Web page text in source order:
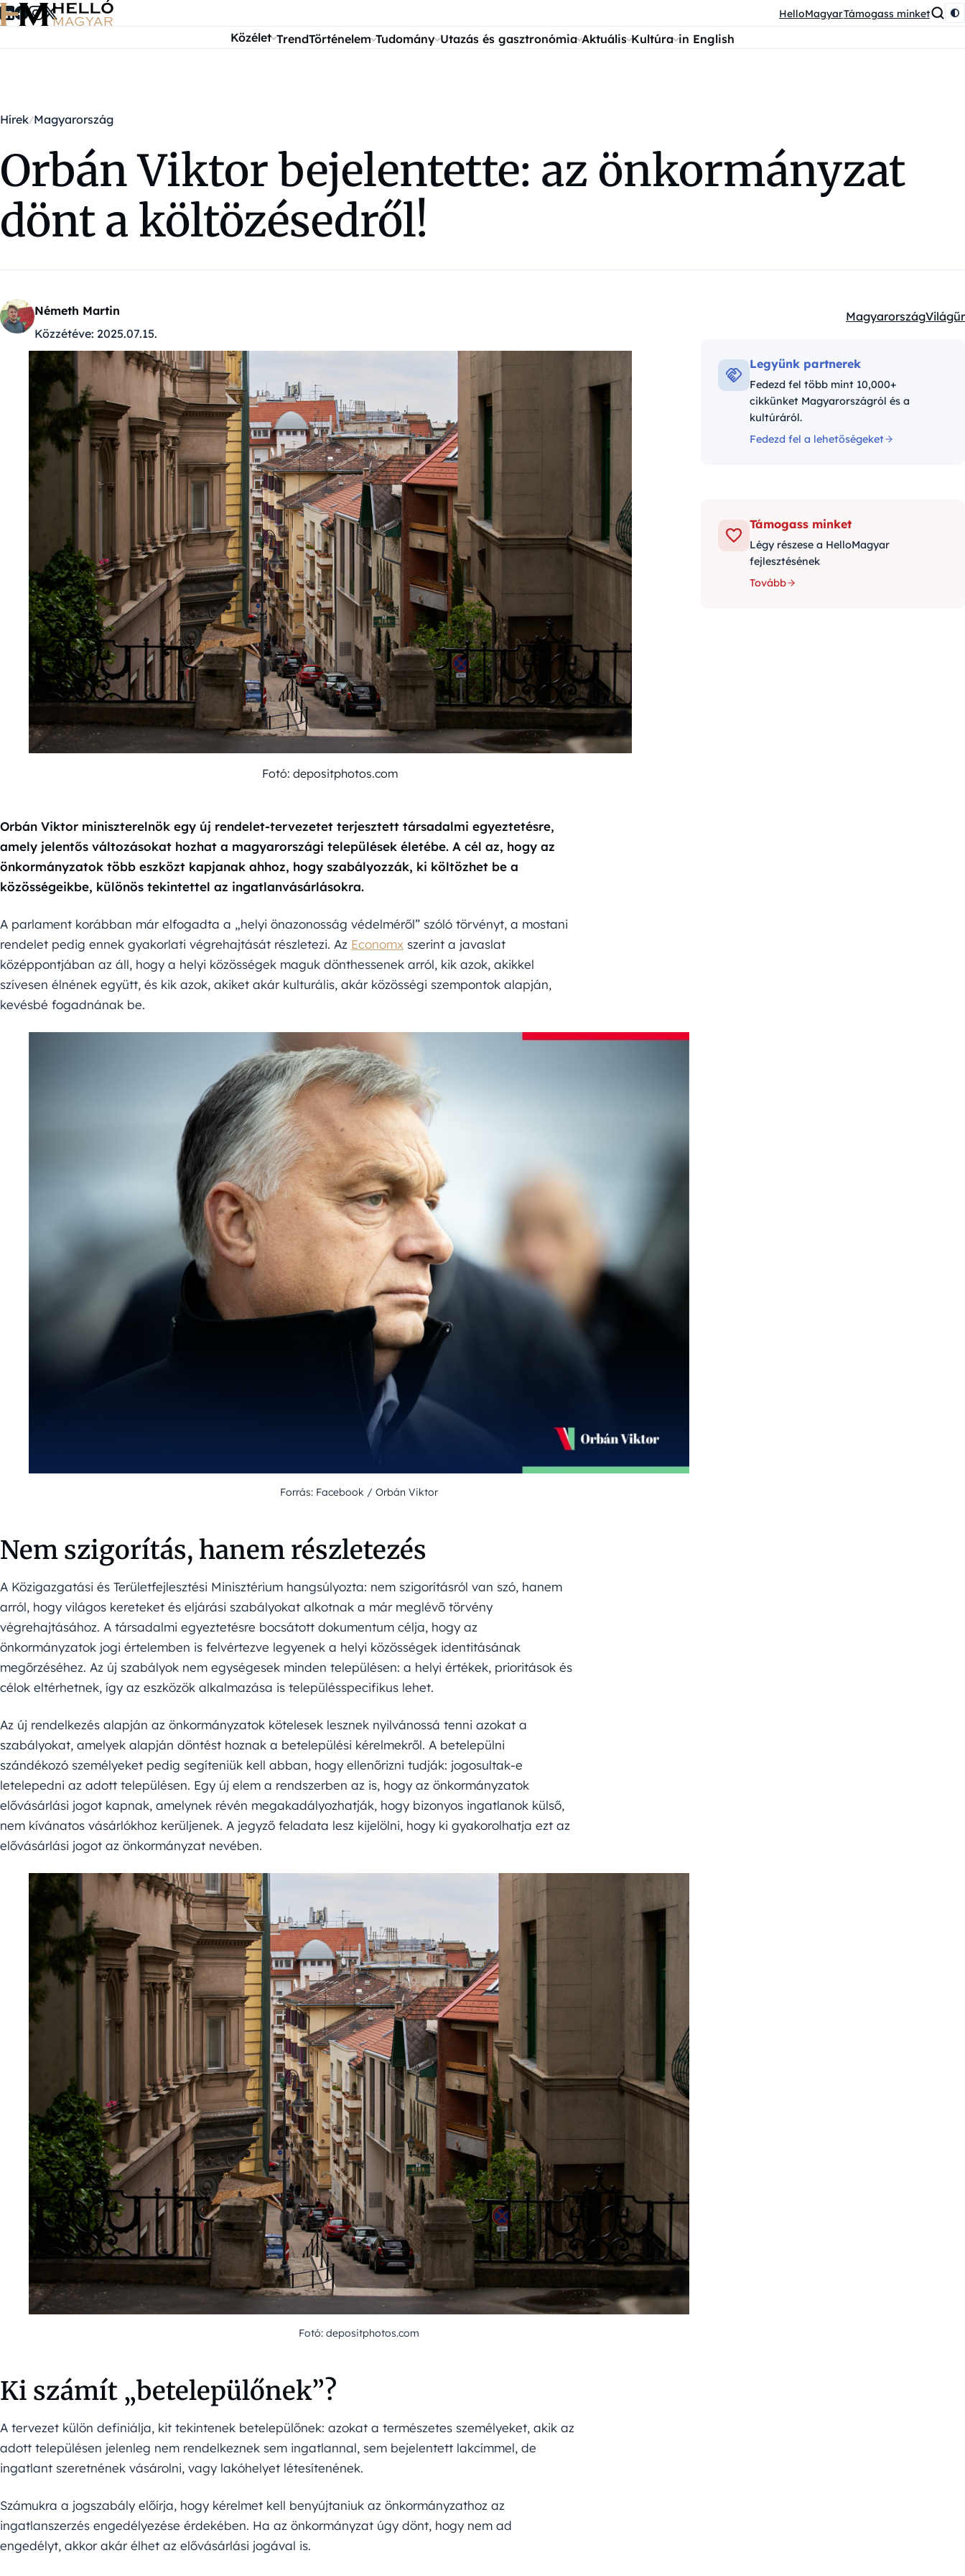
Ugrás a tartalomra HelloMagyarTámogass minket
Közélet TrendTörténelem Tudomány Utazás és gasztronómia Aktuális Kultúra in English
Hírek Magyarország
Orbán Viktor bejelentette: az önkormányzat
dönt a költözésedről!
Németh Martin
Közzétéve: 2025.07.15.
Kategóriák:
MagyarországVilágűr
Fotó: depositphotos.com
Orbán Viktor miniszterelnök egy új rendelet-tervezetet terjesztett társadalmi egyeztetésre,
amely jelentős változásokat hozhat a magyarországi települések életébe. A cél az, hogy az
önkormányzatok több eszközt kapjanak ahhoz, hogy szabályozzák, ki költözhet be a
közösségeikbe, különös tekintettel az ingatlanvásárlásokra.
A parlament korábban már elfogadta a „helyi önazonosság védelméről” szóló törvényt, a mostani
rendelet pedig ennek gyakorlati végrehajtását részletezi. Az Economx szerint a javaslat
középpontjában az áll, hogy a helyi közösségek maguk dönthessenek arról, kik azok, akikkel
szívesen élnének együtt, és kik azok, akiket akár kulturális, akár közösségi szempontok alapján,
kevésbé fogadnának be.
Forrás: Facebook / Orbán Viktor
Nem szigorítás, hanem részletezés
A Közigazgatási és Területfejlesztési Minisztérium hangsúlyozta: nem szigorításról van szó, hanem
arról, hogy világos kereteket és eljárási szabályokat alkotnak a már meglévő törvény
végrehajtásához. A társadalmi egyeztetésre bocsátott dokumentum célja, hogy az
önkormányzatok jogi értelemben is felvértezve legyenek a helyi közösségek identitásának
megőrzéséhez. Az új szabályok nem egységesek minden településen: a helyi értékek, prioritások és
célok eltérhetnek, így az eszközök alkalmazása is településspecifikus lehet.
Az új rendelkezés alapján az önkormányzatok kötelesek lesznek nyilvánossá tenni azokat a
szabályokat, amelyek alapján döntést hoznak a betelepülési kérelmekről. A betelepülni
szándékozó személyeket pedig segíteniük kell abban, hogy ellenőrizni tudják: jogosultak-e
letelepedni az adott településen. Egy új elem a rendszerben az is, hogy az önkormányzatok
elővásárlási jogot kapnak, amelynek révén megakadályozhatják, hogy bizonyos ingatlanok külső,
nem kívánatos vásárlókhoz kerüljenek. A jegyző feladata lesz kijelölni, hogy ki gyakorolhatja ezt az
elővásárlási jogot az önkormányzat nevében.
Fotó: depositphotos.com
Ki számít „betelepülőnek”?
A tervezet külön definiálja, kit tekintenek betelepülőnek: azokat a természetes személyeket, akik az
adott településen jelenleg nem rendelkeznek sem ingatlannal, sem bejelentett lakcímmel, de
ingatlant szeretnének vásárolni, vagy lakóhelyet létesítenének.
Számukra a jogszabály előírja, hogy kérelmet kell benyújtaniuk az önkormányzathoz az
ingatlanszerzés engedélyezése érdekében. Ha az önkormányzat úgy dönt, hogy nem ad
engedélyt, akkor akár élhet az elővásárlási jogával is.
Legyünk partnerek
Fedezd fel több mint 10,000+
cikkünket Magyarországról és a
kultúráról.
Fedezd fel a lehetőségeket
Támogass minket
Légy részese a HelloMagyar
fejlesztésének
Tovább